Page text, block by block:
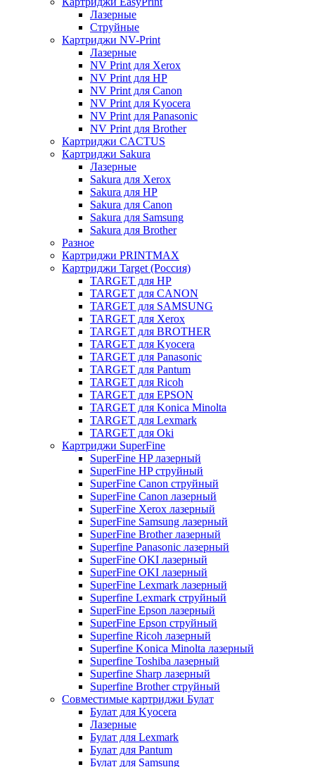
Лазерные
Струйные
Картриджи NV-Print
Лазерные
NV Print для Xerox
NV Print для HP
NV Print для Canon
NV Print для Kyocera
NV Print для Panasonic
NV Print для Brother
Картриджи CACTUS
Картриджи Sakura
Лазерные
Sakura для Xerox
Sakura для HP
Sakura для Canon
Sakura для Samsung
Sakura для Brother
Разное
Картриджи PRINTMAX
Картриджи Target (Россия)
TARGET для HP
TARGET для CANON
TARGET для SAMSUNG
TARGET для Xerox
TARGET для BROTHER
TARGET для Kyocera
TARGET для Panasonic
TARGET для Pantum
TARGET для Ricoh
TARGET для EPSON
TARGET для Konica Minolta
TARGET для Lexmark
TARGET для Oki
Картриджи SuperFine
SuperFine HP лазерный
SuperFine HP струйный
SuperFine Canon струйный
SuperFine Canon лазерный
SuperFine Xerox лазерный
SuperFine Samsung лазерный
SuperFine Brother лазерный
Superfine Panasonic лазерный
SuperFine OKI лазерный
SuperFine OKI лазерный
SuperFine Lexmark лазерный
Superfine Lexmark струйный
SuperFine Epson лазерный
SuperFine Epson струйный
Superfine Ricoh лазерный
Superfine Konica Minolta лазерный
Superfine Toshiba лазерный
Superfine Sharp лазерный
Superfine Brother струйный
Совместимые картриджи Булат
Булат для Kyocera
Лазерные
Булат для Lexmark
Булат для Pantum
Булат для Samsung